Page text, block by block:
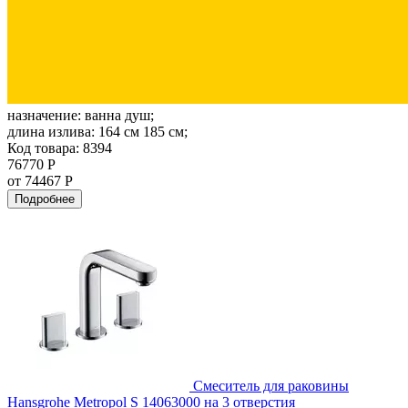
назначение: ванна душ;
длина излива: 164 см 185 см;
Код товара: 8394
76770 Р
от 74467 Р
Подробнее
Смеситель для раковины
Hansgrohe Metropol S 14063000 на 3 отверстия